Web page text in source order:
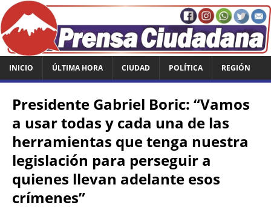
INICIO ÚLTIMA HORA CIUDAD POLÍTICA REGIÓN
Presidente Gabriel Boric: “Vamos
a usar todas y cada una de las
herramientas que tenga nuestra
legislación para perseguir a
quienes llevan adelante esos
crímenes”